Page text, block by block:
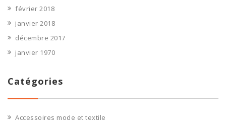
février 2018
janvier 2018
décembre 2017
janvier 1970
Catégories
Accessoires mode et textile